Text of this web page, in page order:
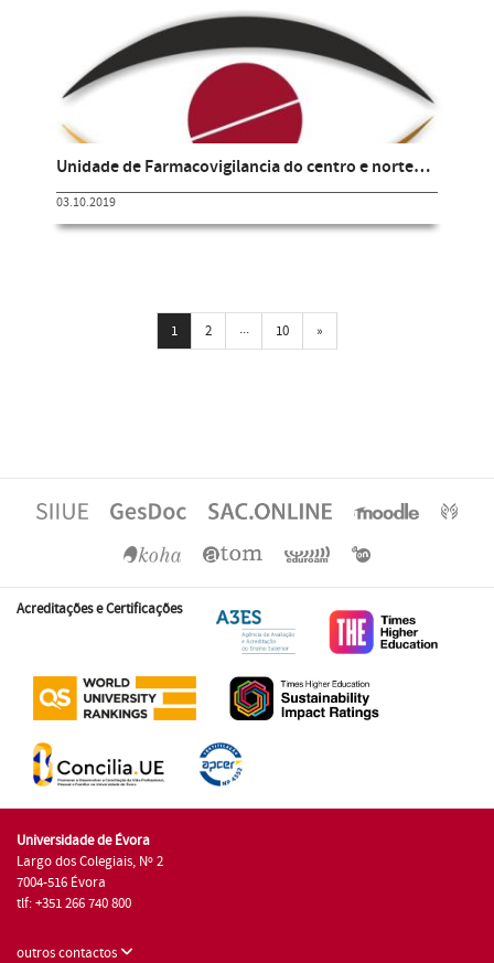
Unidade de Farmacovigilancia do centro e norte…
03.10.2019
1 2 ... 10 »
Acreditações e Certificações
Universidade de Évora
Largo dos Colegiais, Nº 2
7004-516 Évora
tlf: +351 266 740 800
outros contactos